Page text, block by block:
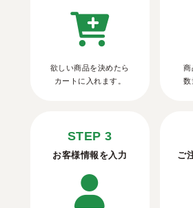
欲しい商品を決めたら
カートに入れます。
商
数
STEP 3
お客様情報を入力 ご